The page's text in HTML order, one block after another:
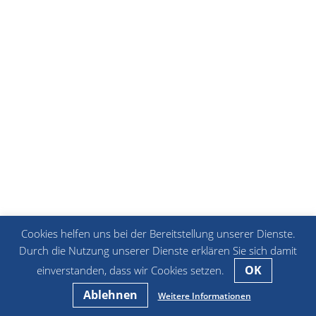
Cookies helfen uns bei der Bereitstellung unserer Dienste.
Durch die Nutzung unserer Dienste erklären Sie sich damit
einverstanden, dass wir Cookies setzen.
OK
Ablehnen
Weitere Informationen